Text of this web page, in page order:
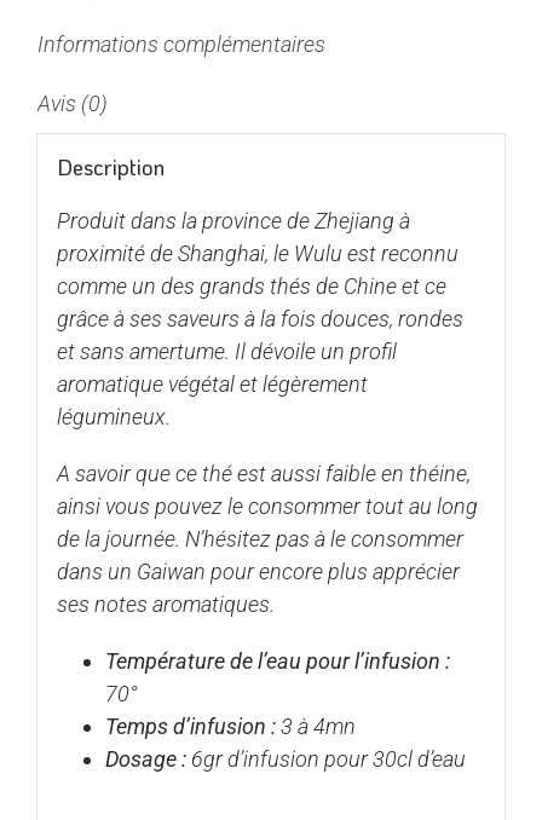
Informations complémentaires
Avis (0)
Description
Produit dans la province de Zhejiang à
proximité de Shanghai, le Wulu est reconnu
comme un des grands thés de Chine et ce
grâce à ses saveurs à la fois douces, rondes
et sans amertume. Il dévoile un profil
aromatique végétal et légèrement
légumineux.
A savoir que ce thé est aussi faible en théine,
ainsi vous pouvez le consommer tout au long
de la journée. N’hésitez pas à le consommer
dans un Gaiwan pour encore plus apprécier
ses notes aromatiques.
Température de l’eau pour l’infusion :
70°
Temps d’infusion :3 à 4mn
Dosage : 6gr d’infusion pour 30cl d’eau